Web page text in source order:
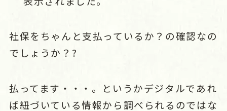
社保をちゃんと支払っているか？の確認なの
でしょうか？?
払ってます・・・。というかデジタルであれ
ば紐づいている情報から調べられるのではな